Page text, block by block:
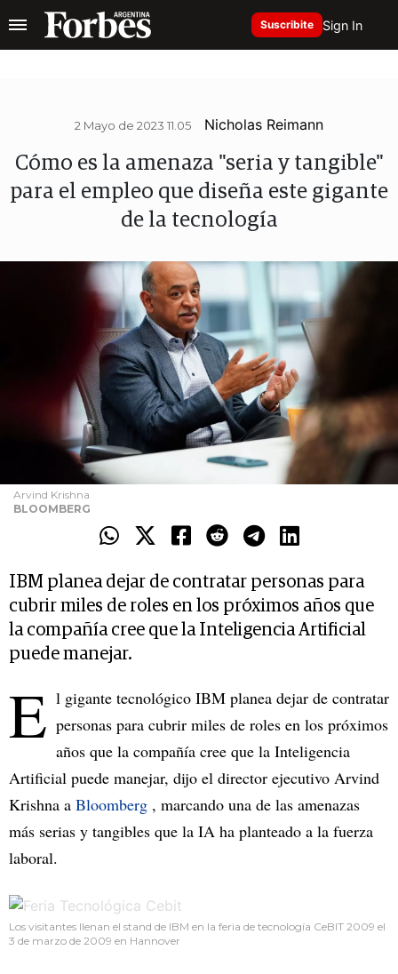
Suscribite Sign In
2 Mayo de 2023 11.05 Nicholas Reimann
Cómo es la amenaza "seria y tangible"
para el empleo que diseña este gigante
de la tecnología
Arvind Krishna
BLOOMBERG
IBM planea dejar de contratar personas para
cubrir miles de roles en los próximos años que
la compañía cree que la Inteligencia Artificial
puede manejar.
E l gigante tecnológico IBM planea dejar de contratar
personas para cubrir miles de roles en los próximos
años que la compañía cree que la Inteligencia
Artificial puede manejar, dijo el director ejecutivo Arvind
Krishna a Bloomberg , marcando una de las amenazas
más serias y tangibles que la IA ha planteado a la fuerza
laboral.
Los visitantes llenan el stand de IBM en la feria de tecnología CeBIT 2009 el
3 de marzo de 2009 en Hannover